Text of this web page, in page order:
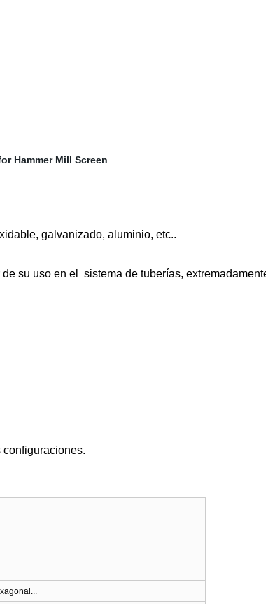
galvanizado, aluminio, etc..
su uso en el
sistema de tuberías,